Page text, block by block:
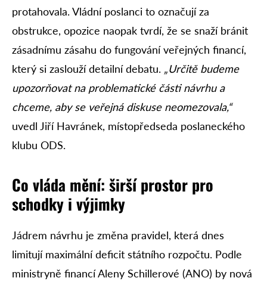
protahovala. Vládní poslanci to označují za
obstrukce, opozice naopak tvrdí, že se snaží bránit
zásadnímu zásahu do fungování veřejných financí,
který si zaslouží detailní debatu. „Určitě budeme
upozorňovat na problematické části návrhu a
chceme, aby se veřejná diskuse neomezovala,“
uvedl Jiří Havránek, místopředseda poslaneckého
klubu ODS.
Co vláda mění: širší prostor pro
schodky i výjimky
Jádrem návrhu je změna pravidel, která dnes
limitují maximální deficit státního rozpočtu. Podle
ministryně financí Aleny Schillerové (ANO) by nová